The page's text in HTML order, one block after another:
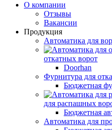
О компании
Отзывы
Вакансии
Продукция
Автоматика для
откатных ворот
Doorhan
Фурнитура для
Бюджетная
для распашных
Бюджетная
Автоматика для